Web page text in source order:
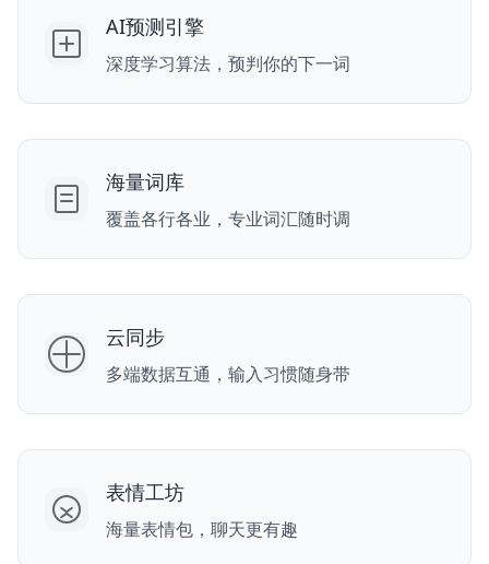
AI预测引擎
深度学习算法，预判你的下一词
海量词库
覆盖各行各业，专业词汇随时调
云同步
多端数据互通，输入习惯随身带
表情工坊
海量表情包，聊天更有趣